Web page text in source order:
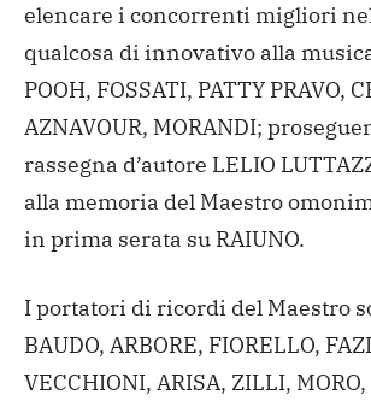
elencare i concorrenti migliori
qualcosa di innovativo alla
POOH, FOSSATI, PATTY PRAVO,
AZNAVOUR, MORANDI;
rassegna d’autore LELIO
alla memoria del Maestro
in prima serata su RAIUNO.
I portatori di ricordi del Maestro
BAUDO, ARBORE, FIORELLO,
VECCHIONI, ARISA, ZILLI,